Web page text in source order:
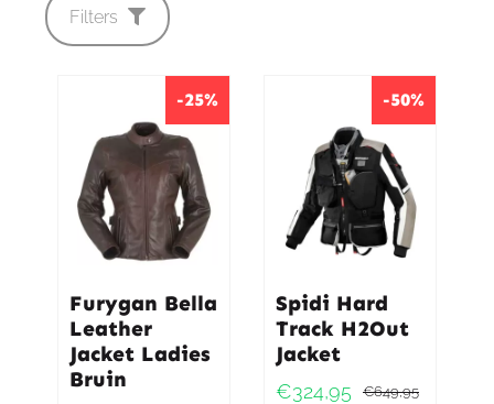
Filters
-25%
Furygan Bella
Leather
Jacket Ladies
Bruin
-50%
Spidi Hard
Track H2Out
Jacket
€649,95
€324,95